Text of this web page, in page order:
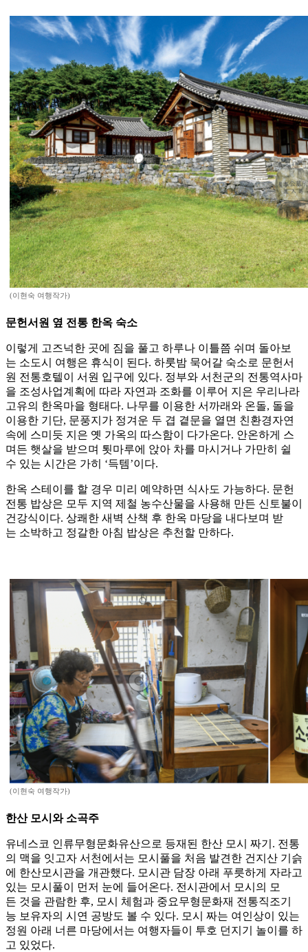
(이현숙 여행작가)
문헌서원 옆 전통 한옥 숙소
이렇게 고즈넉한 곳에 짐을 풀고 하루나 이틀쯤 쉬며 돌아보
는 소도시 여행은 휴식이 된다. 하룻밤 묵어갈 숙소로 문헌서
원 전통호텔이 서원 입구에 있다. 정부와 서천군의 전통역사마
을 조성사업계획에 따라 자연과 조화를 이루어 지은 우리나라
고유의 한옥마을 형태다. 나무를 이용한 서까래와 온돌, 돌을
이용한 기단, 문풍지가 정겨운 두 겹 곁문을 열면 친환경자연
속에 스미듯 지은 옛 가옥의 따스함이 다가온다. 안온하게 스
며든 햇살을 받으며 툇마루에 앉아 차를 마시거나 가만히 쉴
수 있는 시간은 가히 ‘득템’이다.
한옥 스테이를 할 경우 미리 예약하면 식사도 가능하다. 문헌
전통 밥상은 모두 지역 제철 농수산물을 사용해 만든 신토불이
건강식이다. 상쾌한 새벽 산책 후 한옥 마당을 내다보며 받
는 소박하고 정갈한 아침 밥상은 추천할 만하다.
(이현숙 여행작가)
한산 모시와 소곡주
유네스코 인류무형문화유산으로 등재된 한산 모시 짜기. 전통
의 맥을 잇고자 서천에서는 모시풀을 처음 발견한 건지산 기슭
에 한산모시관을 개관했다. 모시관 담장 아래 푸릇하게 자라고
있는 모시풀이 먼저 눈에 들어온다. 전시관에서 모시의 모
든 것을 관람한 후, 모시 체험과 중요무형문화재 전통직조기
능 보유자의 시연 공방도 볼 수 있다. 모시 짜는 여인상이 있는
정원 아래 너른 마당에서는 여행자들이 투호 던지기 놀이를 하
고 있었다.